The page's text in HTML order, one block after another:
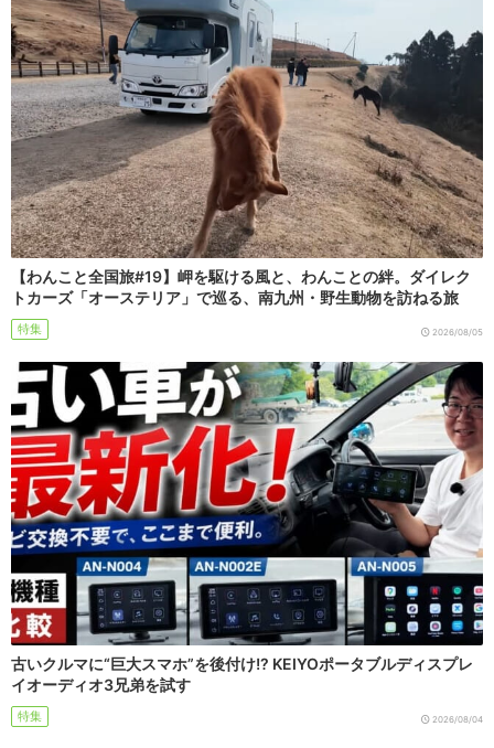
【わんこと全国旅#19】岬を駆ける風と、わんことの絆。ダイレク
トカーズ「オーステリア」で巡る、南九州・野生動物を訪ねる旅
特集 2026/08/05
古いクルマに“巨大スマホ”を後付け!? KEIYOポータブルディスプレ
イオーディオ3兄弟を試す
特集 2026/08/04